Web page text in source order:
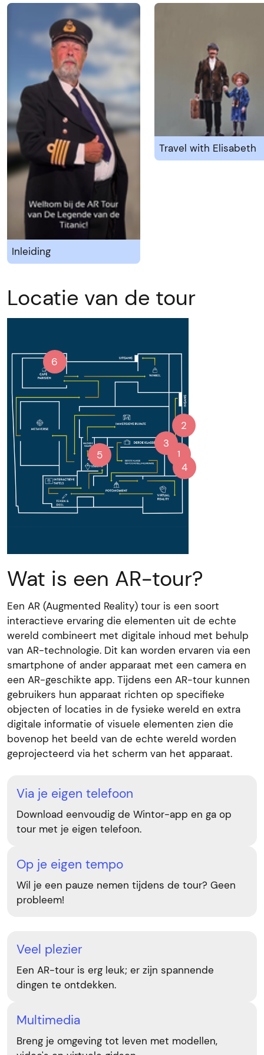
Inleiding
Travel with Elisabeth
Locatie van de tour
1
2
3
4
5
6
Wat is een AR-tour?
Een AR (Augmented Reality) tour is een soort
interactieve ervaring die elementen uit de echte
wereld combineert met digitale inhoud met behulp
van AR-technologie. Dit kan worden ervaren via een
smartphone of ander apparaat met een camera en
een AR-geschikte app. Tijdens een AR-tour kunnen
gebruikers hun apparaat richten op specifieke
objecten of locaties in de fysieke wereld en extra
digitale informatie of visuele elementen zien die
bovenop het beeld van de echte wereld worden
geprojecteerd via het scherm van het apparaat.
Via je eigen telefoon
Download eenvoudig de Wintor-app en ga op
tour met je eigen telefoon.
Op je eigen tempo
Wil je een pauze nemen tijdens de tour? Geen
probleem!
Veel plezier
Een AR-tour is erg leuk; er zijn spannende
dingen te ontdekken.
Multimedia
Breng je omgeving tot leven met modellen,